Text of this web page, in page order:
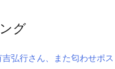
グ
吉弘行さん、また匂わせポ